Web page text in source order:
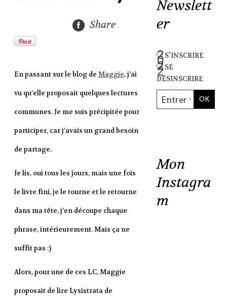
Share
En passant sur le blog de Maggie, j’ai
vu qu’elle proposait quelques lectures
communes. Je me suis précipitée pour
participer, car j’avais un grand besoin
de partage.
Je lis, oui tous les jours, mais une fois
le livre fini, je le tourne et le retourne
dans ma tête, j’en découpe chaque
phrase, intérieurement. Mais ça ne
suffit pas :)
Alors, pour une de ces LC, Maggie
proposait de lire Lysistrata de
Newslett
er
s'inscrire
se
désinscrire
Mon
Instagra
m